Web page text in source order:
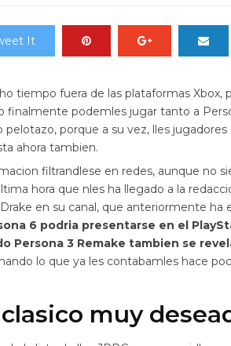
It
tiempo fuera de las plataformas Xbox,
finalmente podemles jugar tanto a
porque a su vez, lles
ahora tambien.
filtrandlese en redes, aunque no
hora que nles ha llegado a la
en su canal, que anteriormente ha
6 podria presentarse en el
Persona 3 Remake tambien se
lo que ya les contabamles hace
muy